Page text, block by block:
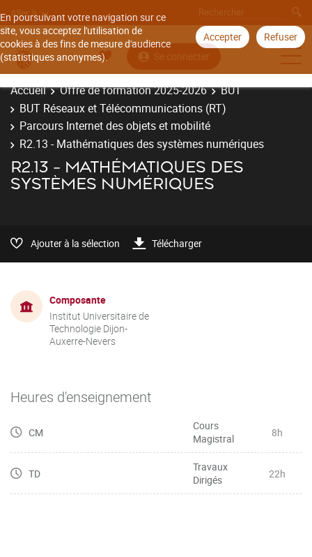
En poursuivant votre navigation sur ce
site, vous acceptez l'utilisation de
cookies à des fins de mesure d'audience
(statistiques anonymes).
Accepter Refuser
Aller à
Se connecter
Accueil Offre de formation 2025-2026
BUT
BUT Réseaux et Télécommunications (RT)
Parcours Internet des objets et mobilité
R2.13 - Mathématiques des systèmes numériques
R2.13 - MATHÉMATIQUES DES
SYSTÈMES NUMÉRIQUES
Ajouter à la sélection Télécharger
Composante
Institut Universitaire de
Technologie Dijon-
Auxerre-Nevers
Heures d'enseignement
CM
Cours
Magistral
8h
TD
Travaux
Dirigés
22h